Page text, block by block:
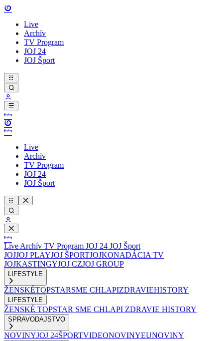
Live
Archív
TV Program
JOJ 24
JOJ Šport
Live
Archív
TV Program
JOJ 24
JOJ Šport
Live Archív TV Program JOJ 24 JOJ Šport
JOJJOJ PLAYJOJ ŠPORTJOJKONADÁCIA TV
JOJKASTINGYJOJ CZJOJ GROUP
LIFESTYLE
ŽENSKÉTOPSTARSME CHLAPIZDRAVIEHISTORY
LIFESTYLE
ŽENSKÉ TOPSTAR SME CHLAPI ZDRAVIE HISTORY
SPRAVODAJSTVO
NOVINYJOJ 24ŠPORTVIDEONOVINYEUNOVINY